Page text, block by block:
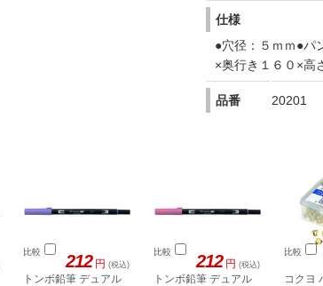
仕様
●穴径：５ｍｍ●パ
×奥行き１６０×高
品番 20201
比較 212 円 (税込)
トンボ鉛筆 デュアル
比較 212 円 (税込)
トンボ鉛筆 デュアル
比較
コクヨ